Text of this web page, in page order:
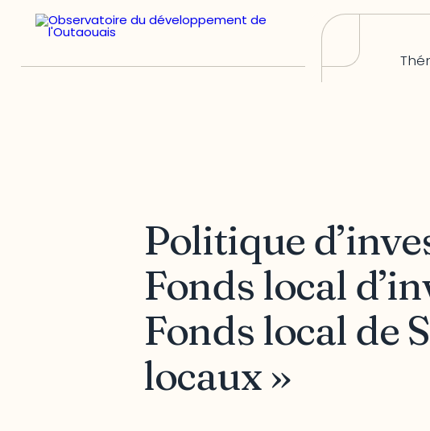
Politique
Fonds local
Fonds local de
locaux »